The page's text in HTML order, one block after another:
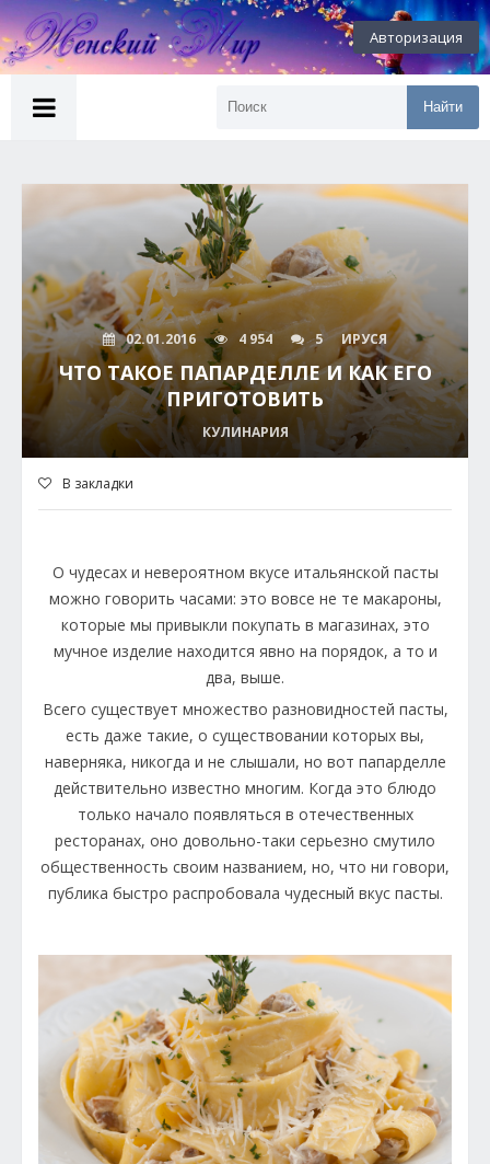
Авторизация
Найти
02.01.2016 4 954 5 ИРУСЯ
ЧТО ТАКОЕ ПАПАРДЕЛЛЕ И КАК ЕГО
ПРИГОТОВИТЬ
КУЛИНАРИЯ
В закладки
О чудесах и невероятном вкусе итальянской пасты
можно говорить часами: это вовсе не те макароны,
которые мы привыкли покупать в магазинах, это
мучное изделие находится явно на порядок, а то и
два, выше.
Всего существует множество разновидностей пасты,
есть даже такие, о существовании которых вы,
наверняка, никогда и не слышали, но вот папарделле
действительно известно многим. Когда это блюдо
только начало появляться в отечественных
ресторанах, оно довольно-таки серьезно смутило
общественность своим названием, но, что ни говори,
публика быстро распробовала чудесный вкус пасты.